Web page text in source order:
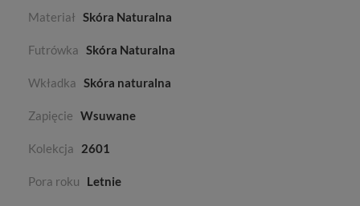
Materiał Skóra Naturalna
Futrówka Skóra Naturalna
Wkładka Skóra naturalna
Zapięcie Wsuwane
Kolekcja 2601
Pora roku Letnie